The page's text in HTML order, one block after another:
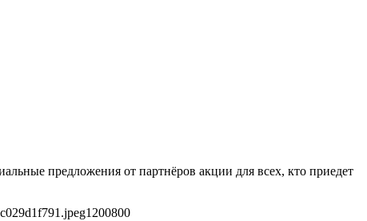
предложения от партнёров акции для всех, кто приедет
1200800